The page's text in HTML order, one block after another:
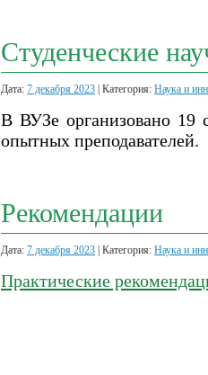
Студенческие
Дата: 7 декабря 2023 | Категория: Наука и
В ВУЗе организовано 19
опытных преподавателей.
Рекомендации
Дата: 7 декабря 2023 | Категория: Наука и
Практические